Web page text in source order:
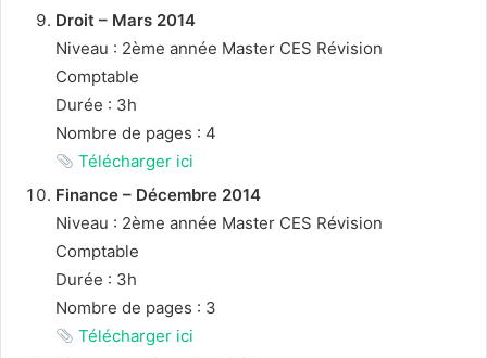
Droit – Mars 2014
Niveau : 2ème année Master CES Révision
Comptable
Durée : 3h
Nombre de pages : 4
Télécharger ici
Finance – Décembre 2014
Niveau : 2ème année Master CES Révision
Comptable
Durée : 3h
Nombre de pages : 3
Télécharger ici